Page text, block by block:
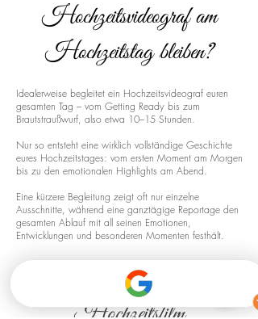
Hochzeitsvideograf am
Hochzeitstag bleiben?
Idealerweise begleitet ein Hochzeitsvideograf euren
gesamten Tag – vom Getting Ready bis zum
Brautstraußwurf, also etwa 10–15 Stunden.
Nur so entsteht eine wirklich vollständige Geschichte
eures Hochzeitstages: vom ersten Moment am Morgen
bis zu den emotionalen Highlights am Abend.
Eine kürzere Begleitung zeigt oft nur einzelne
Ausschnitte, während eine ganztägige Reportage den
gesamten Ablauf mit all seinen Emotionen,
Entwicklungen und besonderen Momenten festhält.
Drohnenaufnahmen für euren